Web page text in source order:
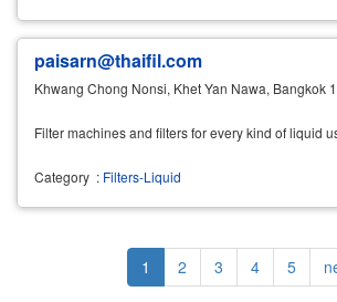
paisarn@thaifil.com
Khwang Chong Nonsi, Khet Yan Nawa, Bangkok
Filter machines and filters for every kind of liquid
Category : Filters-Liquid
Pagination Current
page
1 Page
2 Page
3 Page
4 Page
5